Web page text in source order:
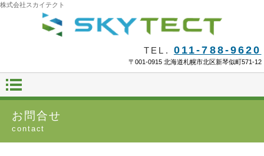
株式会社スカイテクト
TEL. 011-788-9620
〒001-0915 北海道札幌市北区新琴似町571-12
お問合せ
contact